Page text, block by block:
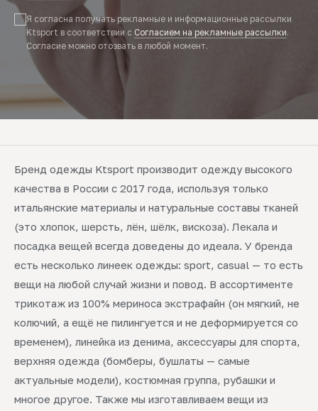
Я согласна получать рекламные и информационные рассылки
Ktsport в соответствии с Согласием на рекламные рассылки.
Согласие можно отозвать в любой момент.
Бренд одежды Ktsport производит одежду высокого
качества в России с 2017 года, используя только
итальянские материалы и натуральные составы тканей
(это хлопок, шерсть, лён, шёлк, вискоза). Лекала и
посадка вещей всегда доведены до идеала. У бренда
есть несколько линеек одежды: sport, casual — то есть
вещи на любой случай жизни и повод. В ассортименте
трикотаж из 100% мериноса экстрафайн (он мягкий, не
колючий, а ещё не пилингуется и не деформируется со
временем), линейка из денима, аксессуары для спорта,
верхняя одежда (бомберы, бушлаты — самые
актуальные модели), костюмная группа, рубашки и
многое другое. Также мы изготавливаем вещи из